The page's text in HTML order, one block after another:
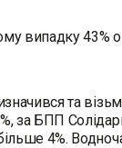
випадку 43%
та
за БПП
4%.